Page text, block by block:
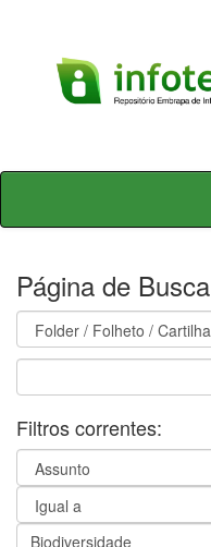
Skip
Página de Busca
Filtros correntes: